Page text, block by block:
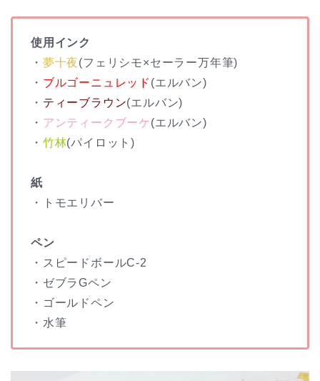
使用インク
・ 夢十夜(フェリシモ×セーラー万年筆)
・ ブルゴーニュレッド (エルバン)
・ ティーブラウン(エルバン)
・ アンティークブーケ(エルバン)
・ 竹林(パイロット)
紙
・トモエリバー
ペン
・スピードボールC-2
・ゼブラGペン
・ゴールドペン
・水筆